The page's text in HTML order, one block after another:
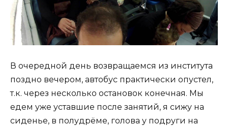
В очередной день возвращаемся из института
поздно вечером, автобус практически опустел,
т.к. через несколько остановок конечная. Мы
едем уже уставшие после занятий, я сижу на
сиденье, в полудрёме, голова у подруги на